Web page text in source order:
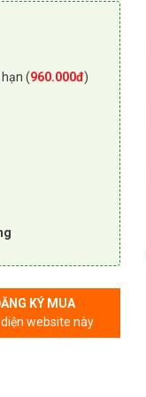
(960.000đ)
KÝ MUA
website này